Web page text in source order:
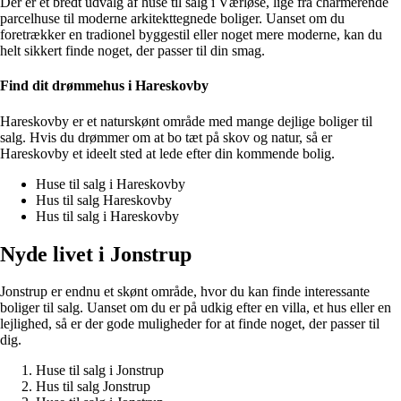
parcelhuse til moderne arkitekttegnede boliger. Uanset om du
foretrækker en tradionel byggestil eller noget mere moderne, kan du
helt sikkert finde noget, der passer til din smag.
Find dit drømmehus i Hareskovby
Hareskovby er et naturskønt område med mange dejlige boliger til
salg. Hvis du drømmer om at bo tæt på skov og natur, så er
Hareskovby et ideelt sted at lede efter din kommende bolig.
Huse til salg i Hareskovby
Hus til salg Hareskovby
Hus til salg i Hareskovby
Nyde livet i Jonstrup
Jonstrup er endnu et skønt område, hvor du kan finde interessante
boliger til salg. Uanset om du er på udkig efter en villa, et hus eller en
lejlighed, så er der gode muligheder for at finde noget, der passer til
dig.
Huse til salg i Jonstrup
Hus til salg Jonstrup